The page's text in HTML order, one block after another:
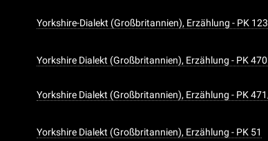
Yorkshire-Dialekt (Großbritannien), Erzählung - PK
Yorkshire Dialekt (Großbritannien), Erzählung - PK
Yorkshire Dialekt (Großbritannien), Erzählung - PK
Yorkshire Dialekt (Großbritannien), Erzählung - PK 51